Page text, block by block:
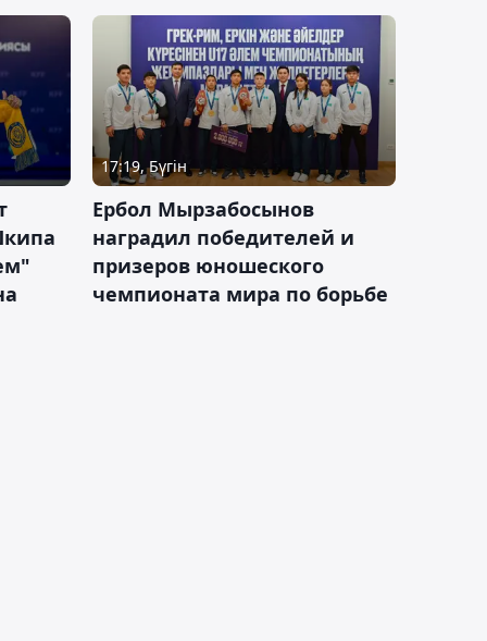
17:19, Бүгін
Ербол Мырзабосынов
наградил победителей и
призеров юношеского
чемпионата мира по борьбе